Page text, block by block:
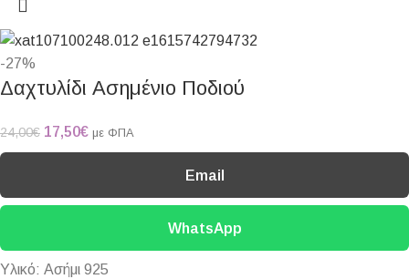
-27%
Δαχτυλίδι Ασημένιο Ποδιού
24,00€ 17,50€ με ΦΠΑ
Email
WhatsApp
Υλικό: Ασήμι 925